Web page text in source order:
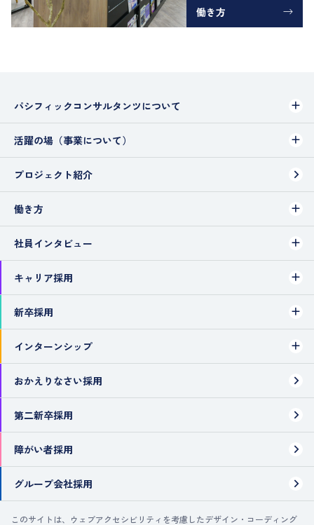
働き方
パシフィックコンサルタンツについて
活躍の場（事業について）
プロジェクト紹介
働き方
社員インタビュー
キャリア採用
新卒採用
インターンシップ
おかえりなさい採用
第二新卒採用
障がい者採用
グループ会社採用
このサイトは、ウェブアクセシビリティを考慮したデザイン・コーディング